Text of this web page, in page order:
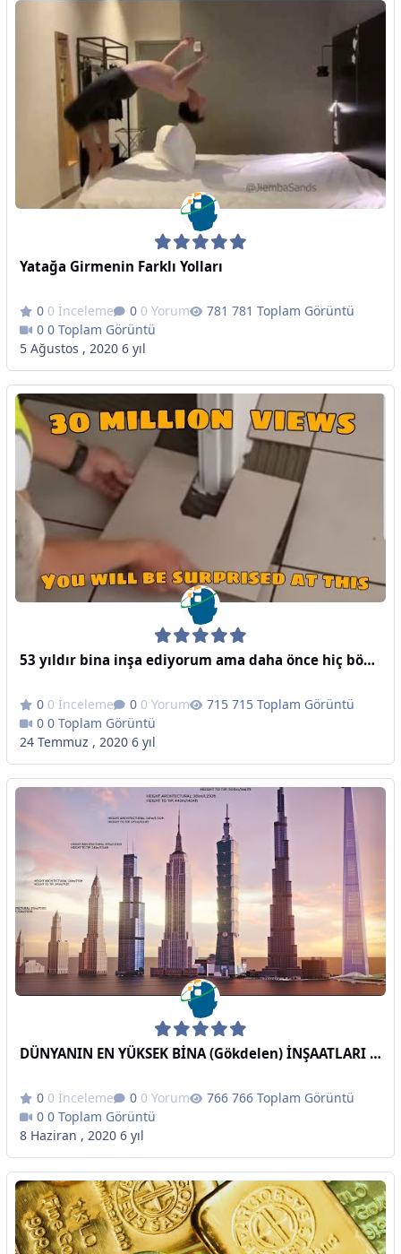
Yatağa Girmenin Farklı Yolları
0 İnceleme 0 Yorum
781 Toplam Görüntü
0 Toplam Görüntü
5 Ağustos , 2020 6 yıl
53 yıldır bina inşa ediyorum ama daha önce hiç böyle bir teknik görmedim
0 İnceleme 0 Yorum
715 Toplam Görüntü
0 Toplam Görüntü
24 Temmuz , 2020 6 yıl
DÜNYANIN EN YÜKSEK BİNA (Gökdelen) İNŞAATLARI - Yıllara Göre (1901-2022)
0 İnceleme 0 Yorum
766 Toplam Görüntü
0 Toplam Görüntü
8 Haziran , 2020 6 yıl